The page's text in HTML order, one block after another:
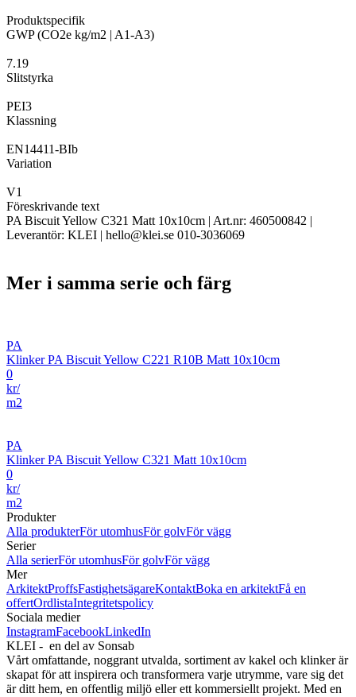
Produktspecifik
GWP (CO2e kg/m2 | A1-A3)
7.19
Slitstyrka
PEI3
Klassning
EN14411-BIb
Variation
V1
Föreskrivande text
PA Biscuit Yellow C321 Matt 10x10cm | Art.nr: 460500842 |
Leverantör: KLEI | hello@klei.se 010-3036069
Mer i samma serie och färg
PA
Klinker PA Biscuit Yellow C221 R10B Matt 10x10cm
0
kr/
m2
PA
Klinker PA Biscuit Yellow C321 Matt 10x10cm
0
kr/
m2
Produkter
Alla produkterFör utomhusFör golvFör vägg
Serier
Alla serierFör utomhusFör golvFör vägg
Mer
ArkitektProffsFastighetsägareKontaktBoka en arkitektFå en
offertOrdlistaIntegritetspolicy
Sociala medier
InstagramFacebookLinkedIn
KLEI - en del av Sonsab
Vårt omfattande, noggrant utvalda, sortiment av kakel och klinker är
skapat för att inspirera och transformera varje utrymme, vare sig det
är ditt hem, en offentlig miljö eller ett kommersiellt projekt. Med en